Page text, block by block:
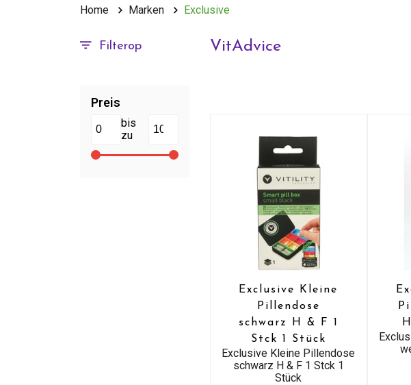
Home Marken Exclusive
Filterop
Preis
bis
zu
VitAdvice
Exclusive Kleine
Pillendose
schwarz H & F 1
Stck 1 Stück
Exclusive Kleine Pillendose
schwarz H & F 1 Stck 1
Stück